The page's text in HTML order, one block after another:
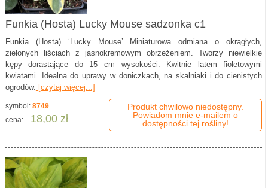
Funkia (Hosta) Lucky Mouse sadzonka c1
Funkia (Hosta) ‘Lucky Mouse’ Miniaturowa odmiana o okrągłych,
zielonych liściach z jasnokremowym obrzeżeniem. Tworzy niewielkie
kępy dorastające do 15 cm wysokości. Kwitnie latem fioletowymi
kwiatami. Idealna do uprawy w doniczkach, na skalniaki i do cienistych
ogrodów. [czytaj więcej...]
symbol: 8749
cena:
18,00 zł
Produkt chwilowo niedostępny.
Powiadom mnie e-mailem o
dostępności tej rośliny!